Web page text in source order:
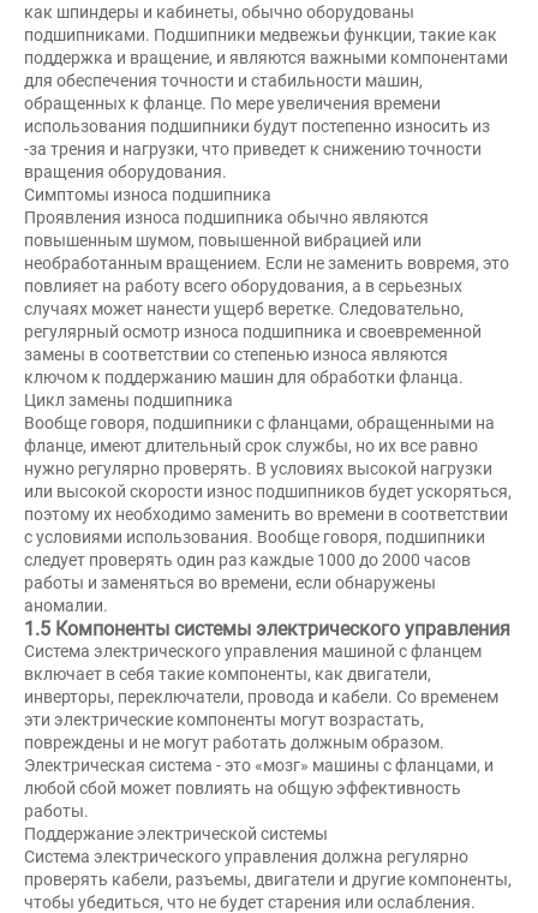
как шпиндеры и кабинеты, обычно оборудованы
подшипниками. Подшипники медвежьи функции, такие как
поддержка и вращение, и являются важными компонентами
для обеспечения точности и стабильности машин,
обращенных к фланце. По мере увеличения времени
использования подшипники будут постепенно износить из
-за трения и нагрузки, что приведет к снижению точности
вращения оборудования.
Симптомы износа подшипника
Проявления износа подшипника обычно являются
повышенным шумом, повышенной вибрацией или
необработанным вращением. Если не заменить вовремя, это
повлияет на работу всего оборудования, а в серьезных
случаях может нанести ущерб веретке. Следовательно,
регулярный осмотр износа подшипника и своевременной
замены в соответствии со степенью износа являются
ключом к поддержанию машин для обработки фланца.
Цикл замены подшипника
Вообще говоря, подшипники с фланцами, обращенными на
фланце, имеют длительный срок службы, но их все равно
нужно регулярно проверять. В условиях высокой нагрузки
или высокой скорости износ подшипников будет ускоряться,
поэтому их необходимо заменить во времени в соответствии
с условиями использования. Вообще говоря, подшипники
следует проверять один раз каждые 1000 до 2000 часов
работы и заменяться во времени, если обнаружены
аномалии.
1.5 Компоненты системы электрического управления
Система электрического управления машиной с фланцем
включает в себя такие компоненты, как двигатели,
инверторы, переключатели, провода и кабели. Со временем
эти электрические компоненты могут возрастать,
повреждены и не могут работать должным образом.
Электрическая система - это «мозг» машины с фланцами, и
любой сбой может повлиять на общую эффективность
работы.
Поддержание электрической системы
Система электрического управления должна регулярно
проверять кабели, разъемы, двигатели и другие компоненты,
чтобы убедиться, что не будет старения или ослабления.